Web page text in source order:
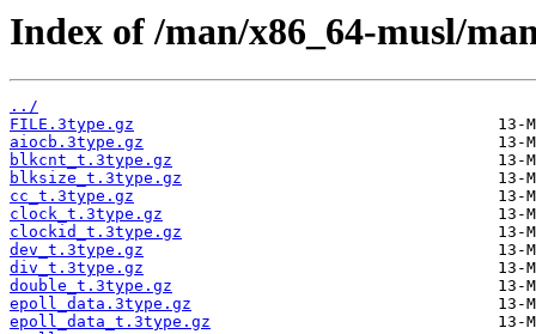
Index of /man/x86_64-musl/
../
FILE.3type.gz
aiocb.3type.gz
blkcnt_t.3type.gz
blksize_t.3type.gz
cc_t.3type.gz
clock_t.3type.gz
clockid_t.3type.gz
dev_t.3type.gz
div_t.3type.gz
double_t.3type.gz
epoll_data.3type.gz
epoll_data_t.3type.gz